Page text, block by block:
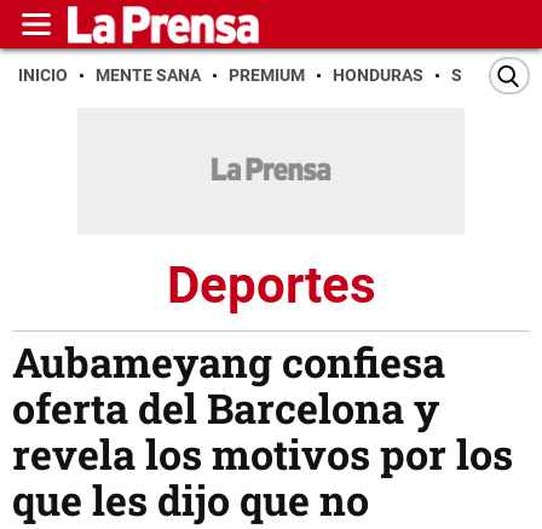
INICIO MENTE SANA PREMIUM HONDURAS SAN PEDRO
Deportes
Aubameyang confiesa
oferta del Barcelona y
revela los motivos por los
que les dijo que no